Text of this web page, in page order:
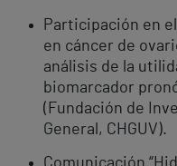
Participación en
en cáncer de
análisis de la
biomarcador
(Fundación de
General, CHGUV).